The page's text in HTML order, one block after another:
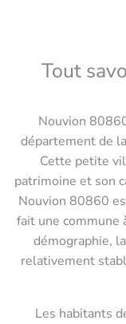
Tout
Nouvion
département de
Cette petite
patrimoine et son
Nouvion 80860
fait une commune
démographie,
relativement
Les habitants